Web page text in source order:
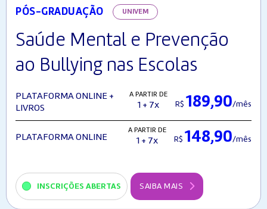
PÓS-GRADUAÇÃO UNIVEM
Saúde Mental e Prevenção
ao Bullying nas Escolas
PLATAFORMA ONLINE +
LIVROS
A PARTIR DE
1 + 7x R$ 189,90/mês
PLATAFORMA ONLINE
A PARTIR DE
1 + 7x R$ 148,90/mês
INSCRIÇÕES ABERTAS SAIBA MAIS